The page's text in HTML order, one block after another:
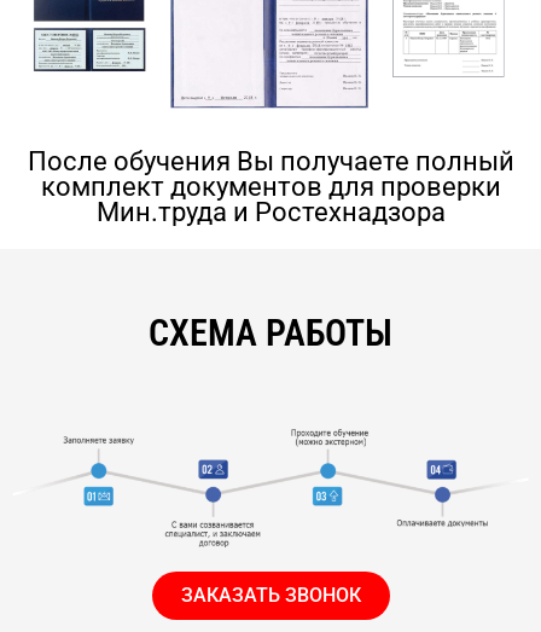
После обучения Вы получаете полный
комплект документов для проверки
Мин.труда и Ростехнадзора
СХЕМА РАБОТЫ
ЗАКАЗАТЬ ЗВОНОК